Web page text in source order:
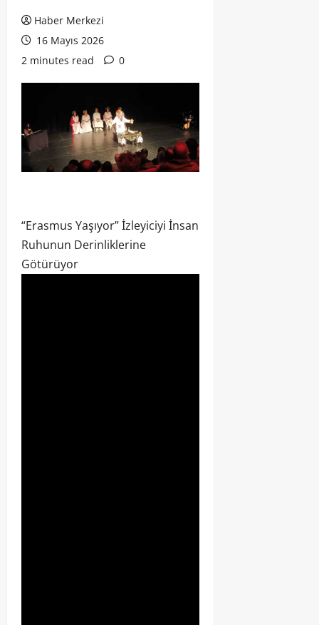
Haber Merkezi
16 Mayıs 2026
2 minutes read
0
“Erasmus Yaşıyor” İzleyiciyi İnsan
Ruhunun Derinliklerine
Götürüyor